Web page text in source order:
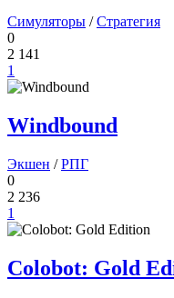
Симуляторы /Стратегия
0
2 141
1
Windbound
Экшен /РПГ
0
2 236
1
Colobot: Gold